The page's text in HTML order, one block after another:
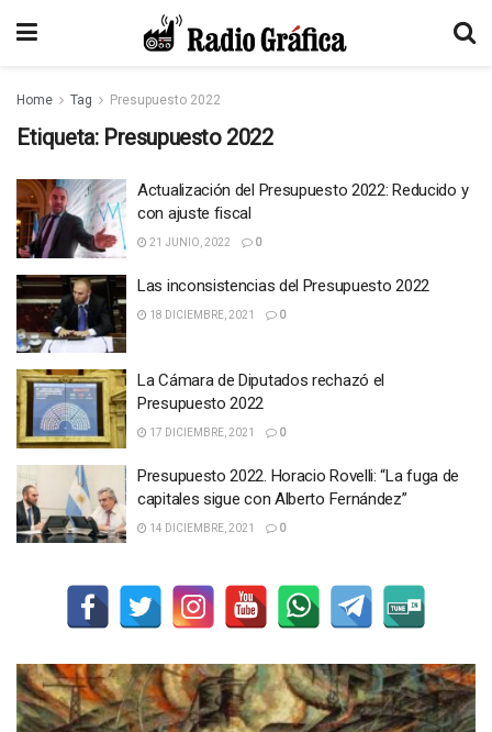
Home Tag Presupuesto 2022
Etiqueta: Presupuesto 2022
Actualización del Presupuesto 2022: Reducido y
con ajuste fiscal
21 JUNIO, 2022 0
Las inconsistencias del Presupuesto 2022
18 DICIEMBRE, 2021 0
La Cámara de Diputados rechazó el
Presupuesto 2022
17 DICIEMBRE, 2021 0
Presupuesto 2022. Horacio Rovelli: “La fuga de
capitales sigue con Alberto Fernández”
14 DICIEMBRE, 2021 0